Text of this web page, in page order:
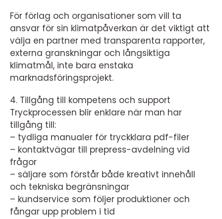
För förlag och organisationer som vill ta
ansvar för sin klimatpåverkan är det viktigt att
välja en partner med transparenta rapporter,
externa granskningar och långsiktiga
klimatmål, inte bara enstaka
marknadsföringsprojekt.
4. Tillgång till kompetens och support
Tryckprocessen blir enklare när man har
tillgång till:
– tydliga manualer för tryckklara pdf-filer
– kontaktvägar till prepress-avdelning vid
frågor
– säljare som förstår både kreativt innehåll
och tekniska begränsningar
– kundservice som följer produktioner och
fångar upp problem i tid